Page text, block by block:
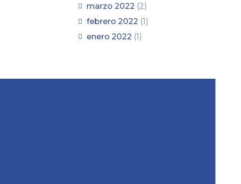
marzo 2022 (2)
febrero 2022 (1)
enero 2022 (1)